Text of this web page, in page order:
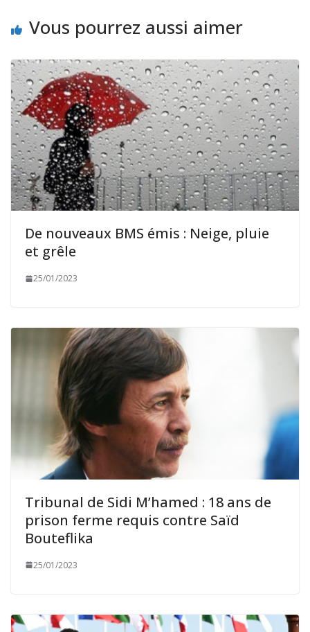
Vous pourrez aussi aimer
De nouveaux BMS émis : Neige, pluie
et grêle
25/01/2023
Tribunal de Sidi M’hamed : 18 ans de
prison ferme requis contre Saïd
Bouteflika
25/01/2023